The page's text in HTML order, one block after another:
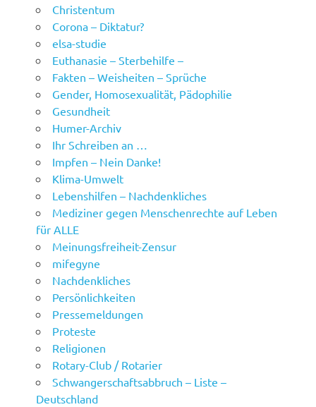
Christentum
Corona – Diktatur?
elsa-studie
Euthanasie – Sterbehilfe –
Fakten – Weisheiten – Sprüche
Gender, Homosexualität, Pädophilie
Gesundheit
Humer-Archiv
Ihr Schreiben an …
Impfen – Nein Danke!
Klima-Umwelt
Lebenshilfen – Nachdenkliches
Mediziner gegen Menschenrechte auf Leben
für ALLE
Meinungsfreiheit-Zensur
mifegyne
Nachdenkliches
Persönlichkeiten
Pressemeldungen
Proteste
Religionen
Rotary-Club / Rotarier
Schwangerschaftsabbruch – Liste –
Deutschland